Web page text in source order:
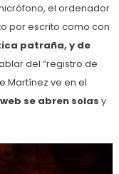
el ordenador
por escrito como con
patraña, y de
del “registro de
Martínez ve en el
se abren solas y